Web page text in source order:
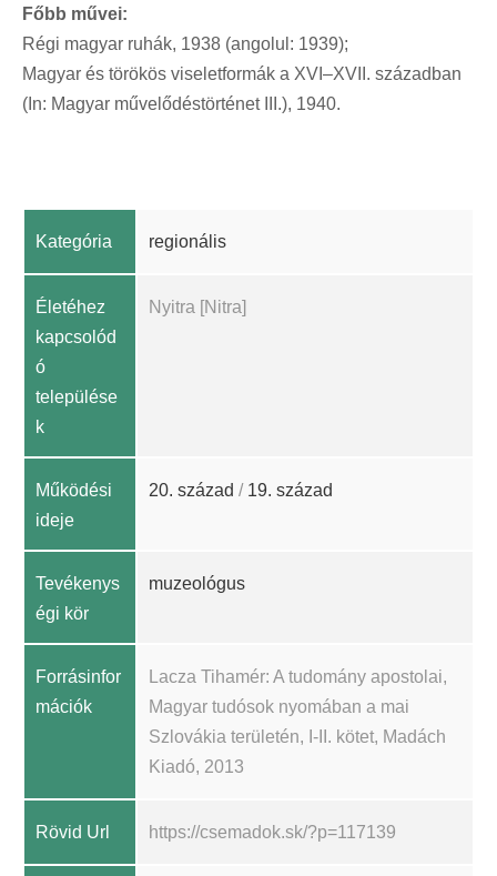
Főbb művei:
Régi magyar ruhák, 1938 (angolul: 1939);
Magyar és törökös viseletformák a XVI–XVII. században
(In: Magyar művelődéstörténet III.), 1940.
Kategória regionális
Életéhez
kapcsolód
ó
települése
k
Nyitra [Nitra]
Működési
ideje
20. század / 19. század
Tevékenys
égi kör
muzeológus
Forrásinfor
mációk
Lacza Tihamér: A tudomány apostolai,
Magyar tudósok nyomában a mai
Szlovákia területén, I-II. kötet, Madách
Kiadó, 2013
Rövid Url https://csemadok.sk/?p=117139